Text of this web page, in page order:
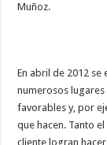
Muñoz.
En abril de 2012 se
numerosos lugares
favorables y, por
que hacen. Tanto
cliente logran